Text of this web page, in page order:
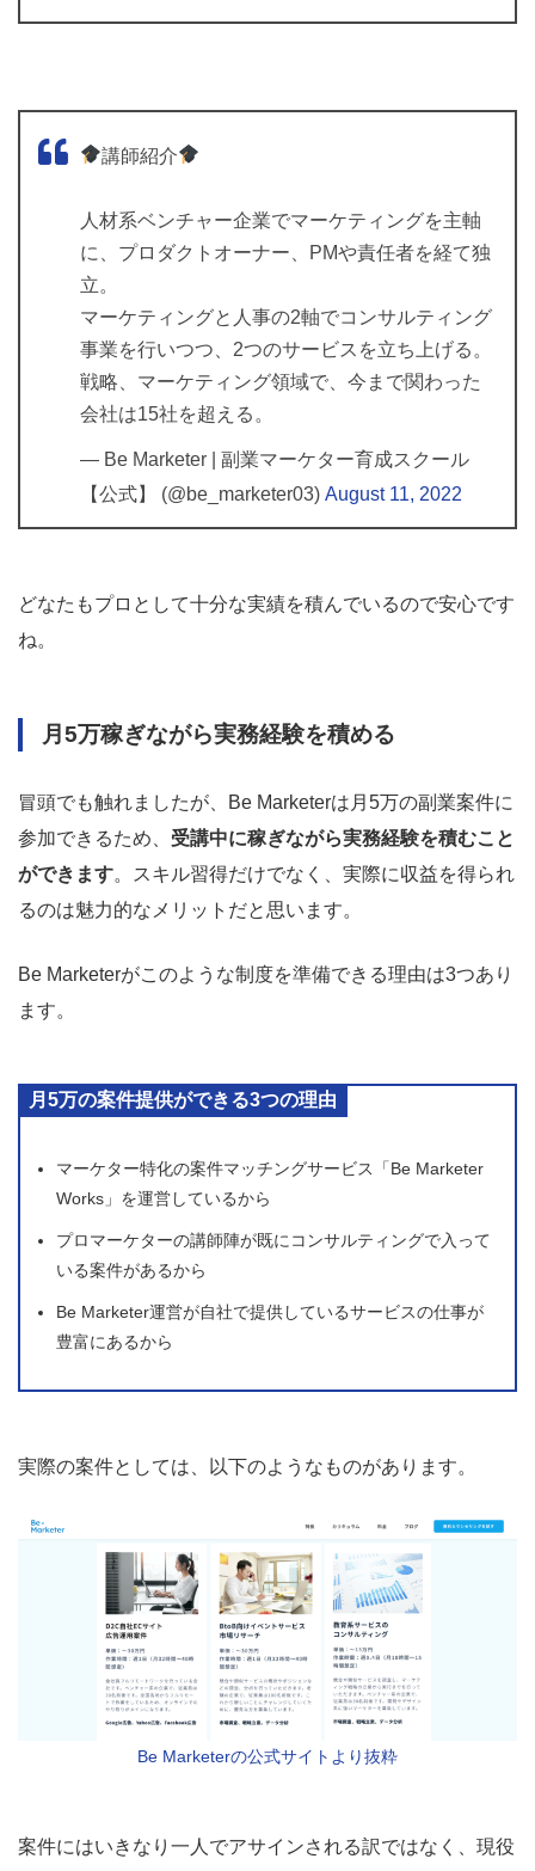
講師紹介
人材系ベンチャー企業でマーケティングを主軸
に、プロダクトオーナー、PMや責任者を経て独
立。
マーケティングと人事の2軸でコンサルティング
事業を行いつつ、2つのサービスを立ち上げる。
戦略、マーケティング領域で、今まで関わった
会社は15社を超える。
— Be Marketer | 副業マーケター育成スクール
【公式】 (@be_marketer03) August 11, 2022
どなたもプロとして十分な実績を積んでいるので安心です
ね。
月5万稼ぎながら実務経験を積める
冒頭でも触れましたが、Be Marketerは月5万の副業案件に
参加できるため、 受講中に稼ぎながら実務経験を積むこと
ができます。スキル習得だけでなく、実際に収益を得られ
るのは魅力的なメリットだと思います。
Be Marketerがこのような制度を準備できる理由は3つあり
ます。
月5万の案件提供ができる3つの理由
マーケター特化の案件マッチングサービス「Be Marketer
Works」を運営しているから
プロマーケターの講師陣が既にコンサルティングで入って
いる案件があるから
Be Marketer運営が自社で提供しているサービスの仕事が
豊富にあるから
実際の案件としては、以下のようなものがあります。
Be Marketerの公式サイトより抜粋
案件にはいきなり一人でアサインされる訳ではなく、現役